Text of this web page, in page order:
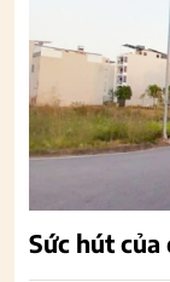
Sức hút của